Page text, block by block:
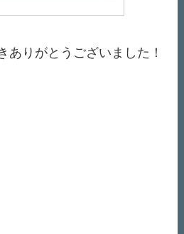
ありがとうございました！